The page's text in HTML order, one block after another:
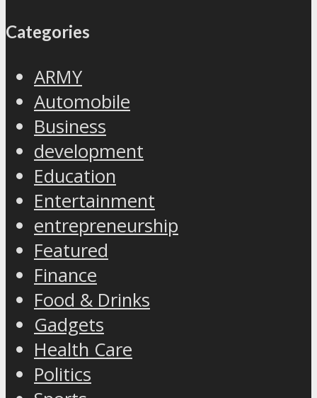
Categories
ARMY
Automobile
Business
development
Education
Entertainment
entrepreneurship
Featured
Finance
Food & Drinks
Gadgets
Health Care
Politics